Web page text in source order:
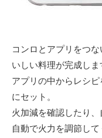
コンロとアプリをつ
いしい料理が完成しま
アプリの中からレシ
にセット。
火加減を確認したり
自動で火力を調節して